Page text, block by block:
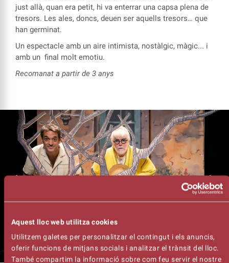
Aquest lloc web utilitza cookies
Utilitzem galetes per personalitzar el contingut i els anuncis,
oferir funcions de mitjans socials i analitzar el trànsit del lloc.
També compartim la informació sobre com feu servir el nostre
just allà, quan era petit, hi va enterrar una capsa plena de
tresors. Les ales, doncs, deuen ser aquells tresors… que
han germinat.
Un espectacle amb un aire intimista, nostàlgic, màgic... i
amb un final molt emotiu.
Recomanat a partir de 3 anys